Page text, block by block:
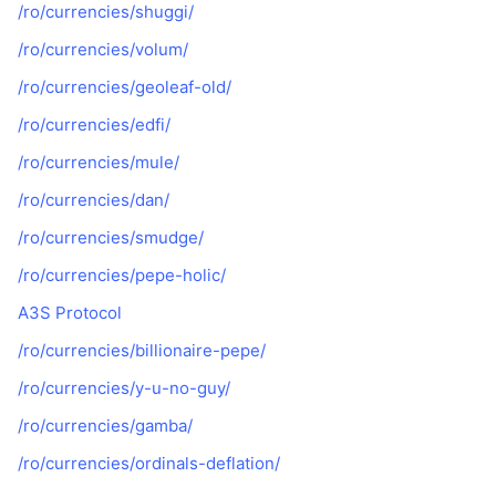
/ro/currencies/shuggi/
/ro/currencies/volum/
/ro/currencies/geoleaf-old/
/ro/currencies/edfi/
/ro/currencies/mule/
/ro/currencies/dan/
/ro/currencies/smudge/
/ro/currencies/pepe-holic/
A3S Protocol
/ro/currencies/billionaire-pepe/
/ro/currencies/y-u-no-guy/
/ro/currencies/gamba/
/ro/currencies/ordinals-deflation/